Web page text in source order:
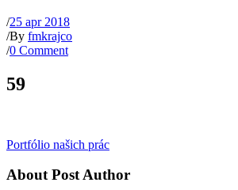
/25 apr 2018
/By fmkrajco
/0 Comment
59
Portfólio našich prác
About Post Author